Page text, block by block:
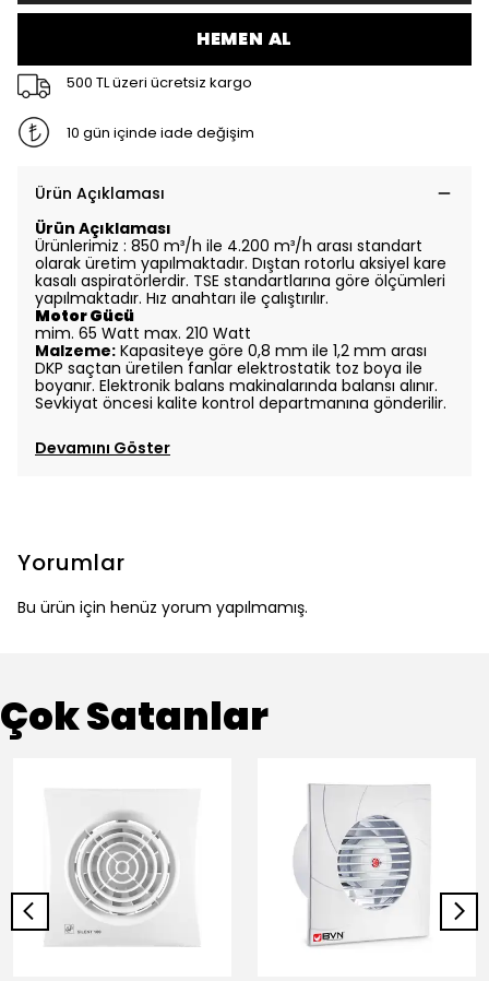
HEMEN AL
500 TL üzeri ücretsiz kargo
10 gün içinde iade değişim
Ürün Açıklaması
Ürün Açıklaması
Ürünlerimiz : 850 m³/h ile 4.200 m³/h arası standart
olarak üretim yapılmaktadır. Dıştan rotorlu aksiyel kare
kasalı aspiratörlerdir. TSE standartlarına göre ölçümleri
yapılmaktadır. Hız anahtarı ile çalıştırılır.
Motor Gücü
mim. 65 Watt max. 210 Watt
Malzeme: Kapasiteye göre 0,8 mm ile 1,2 mm arası
DKP saçtan üretilen fanlar elektrostatik toz boya ile
boyanır. Elektronik balans makinalarında balansı alınır.
Sevkiyat öncesi kalite kontrol departmanına gönderilir.
Devamını Göster
Yorumlar
Bu ürün için henüz yorum yapılmamış.
Çok Satanlar